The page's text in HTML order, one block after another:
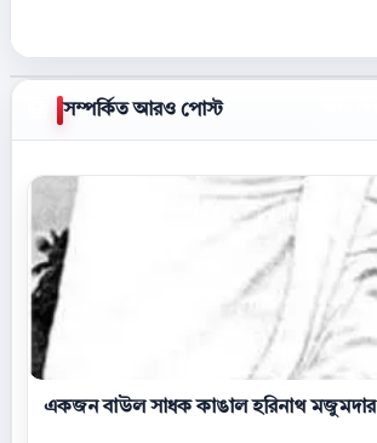
সম্পর্কিত আরও পোস্ট
একজন বাউল সাধক কাঙাল হরিনাথ মজুমদার